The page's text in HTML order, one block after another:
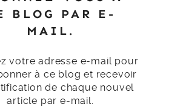
BLOG PAR E-
MAIL.
votre adresse e-mail pour
à ce blog et recevoir
de chaque nouvel
article par e-mail.